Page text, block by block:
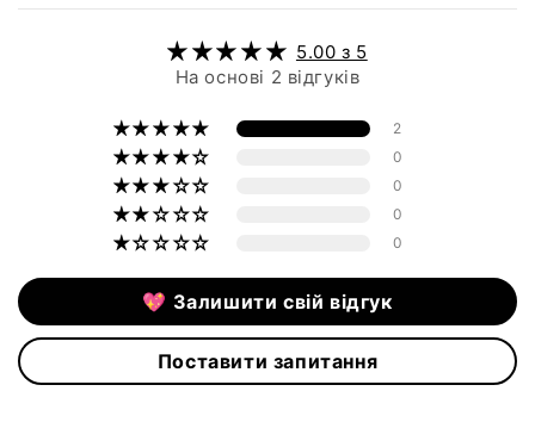
5.00 з 5
На основі 2 відгуків
2
0
0
0
0
💖 Залишити свій відгук
Поставити запитання